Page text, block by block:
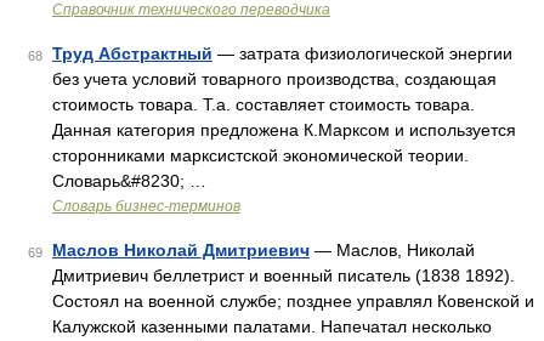
Справочник технического переводчика
68 Труд Абстрактный — затрата физиологической энергии
без учета условий товарного производства, создающая
стоимость товара. Т.а. составляет стоимость товара.
Данная категория предложена К.Марксом и используется
сторонниками марксистской экономической теории.
Словарь&#8230; …
Словарь бизнес-терминов
69 Маслов Николай Дмитриевич — Маслов, Николай
Дмитриевич беллетрист и военный писатель (1838 1892).
Состоял на военной службе; позднее управлял Ковенской и
Калужской казенными палатами. Напечатал несколько